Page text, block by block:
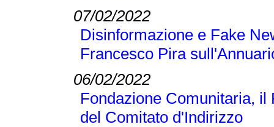
07/02/2022
Disinformazione e Fake
Francesco Pira
06/02/2022
Fondazione Comunitaria,
del Comitato d'Indirizzo